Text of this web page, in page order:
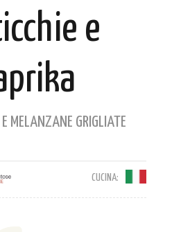
e
MELANZANE GRIGLIATE
CUCINA: